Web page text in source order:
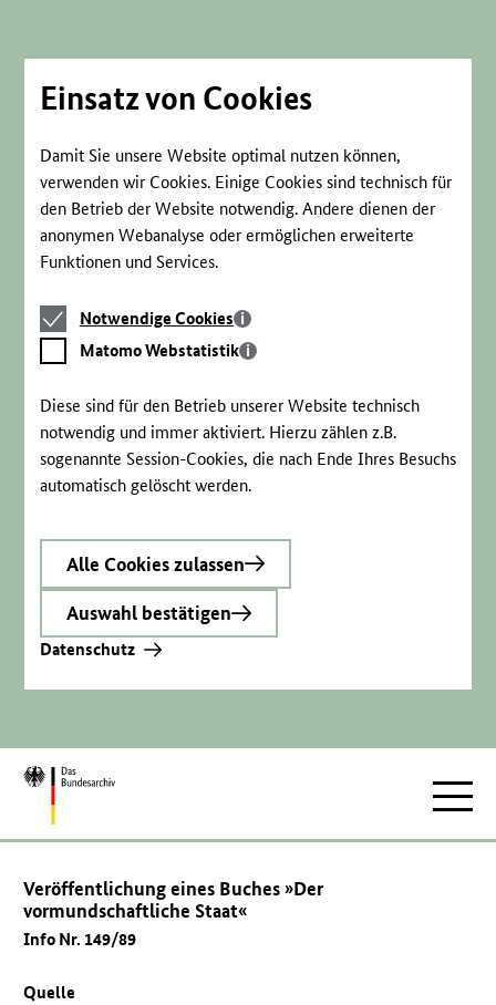
Einsatz von Cookies
Damit Sie unsere Website optimal nutzen können,
verwenden wir Cookies. Einige Cookies sind technisch für
den Betrieb der Website notwendig. Andere dienen der
anonymen Webanalyse oder ermöglichen erweiterte
Funktionen und Services.
Notwendige
Cookies
Notwendige Cookies
Matomo
Webstatistik
Matomo Webstatistik
Diese sind für den Betrieb unserer Website technisch
notwendig und immer aktiviert. Hierzu zählen z.B.
sogenannte Session-Cookies, die nach Ende Ihres Besuchs
automatisch gelöscht werden.
Alle Cookies zulassen
Auswahl bestätigen
Datenschutz
Zur
Veröffentlichung eines Buches »Der
vormundschaftliche Staat«
Info Nr. 149/89
Quelle